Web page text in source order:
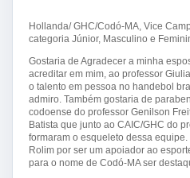
Hollanda/ GHC/Codó-MA, Vice
categoria Júnior, Masculino e
Gostaria de Agradecer a minha
acreditar em mim, ao professor
o talento em pessoa no handebol
admiro. Também gostaria de
codoense do professor Genilson
Batista que junto ao CAIC/GHC do
formaram o esqueleto dessa
Rolim por ser um apoiador ao
para o nome de Codó-MA ser